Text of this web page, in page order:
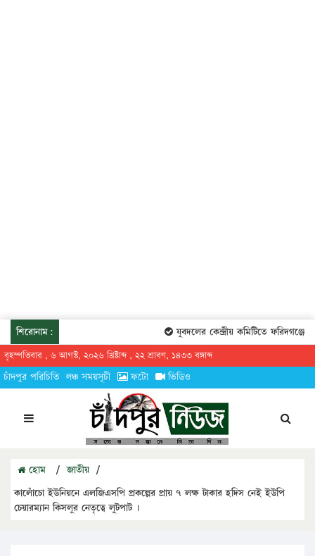
শিরোনাম: যুবদলের কেন্দ্রীয় কমিটিতে ফরিদগঞ্জের
বৃহস্পতিবার , ৬ আগস্ট, ২০২৬ খ্রিষ্টাব্দ , ২২ শ্রাবণ, ১৪৩৩ বঙ্গাব্দ
চাঁদপুর পরিচিতি লঞ্চ সময়সূচী ফটো ভিডিও
হোম / জাতীয় /
কালোঁচো ইউনিয়নে এলজিএসপি প্রকল্পের প্রায় ৭ লক্ষ টাকার হদিস নেই ইউপি
চেয়ারম্যান কিসলুর নেতৃত্বে লুটপাট ।